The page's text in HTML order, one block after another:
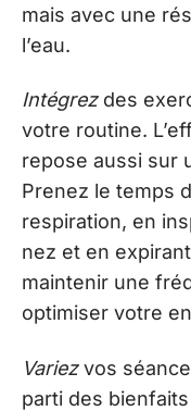
mais avec une
l’eau.
Intégrezdes
votre routine.
repose aussi sur
Prenez le temps
respiration, en
nez et en
maintenir une
optimiser votre
Variezvos
parti des